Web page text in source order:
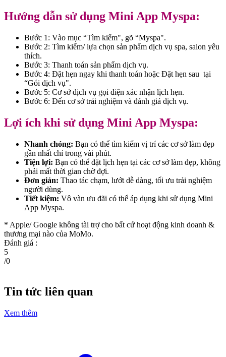
Hướng dẫn sử dụng Mini App Myspa:
Bước 1: Vào mục “Tìm kiếm", gõ “Myspa".
Bước 2: Tìm kiếm/ lựa chọn sản phẩm dịch vụ spa, salon yêu
thích.
Bước 3: Thanh toán sản phẩm dịch vụ.
Bước 4: Đặt hẹn ngay khi thanh toán hoặc Đặt hẹn sau tại
“Gói dịch vụ".
Bước 5: Cơ sở dịch vụ gọi điện xác nhận lịch hẹn.
Bước 6: Đến cơ sở trải nghiệm và đánh giá dịch vụ.
Lợi ích khi sử dụng Mini App Myspa:
Nhanh chóng: Bạn có thể tìm kiếm vị trí các cơ sở làm đẹp
gần nhất chỉ trong vài phút.
Tiện lợi: Bạn có thể đặt lịch hẹn tại các cơ sở làm đẹp, không
phải mất thời gian chờ đợi.
Đơn giản: Thao tác chạm, lướt dễ dàng, tối ưu trải nghiệm
người dùng.
Tiết kiệm: Vô vàn ưu đãi có thể áp dụng khi sử dụng Mini
App Myspa.
* Apple/ Google không tài trợ cho bất cứ hoạt động kinh doanh &
thương mại nào của MoMo.
Đánh giá :
5
/0
Tin tức liên quan
Xem thêm